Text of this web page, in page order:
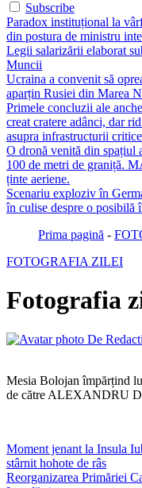
Subscribe
Paradox instituțional la
din postura de ministru
Legii salarizării elaborat
Muncii
Ucraina a convenit să
aparțin Rusiei din Marea
Primele concluzii ale
creat cratere adânci, dar
asupra infrastructurii critice
O dronă venită din spațiul
100 de metri de graniță.
ținte aeriene.
Scenariu exploziv în
în culise despre o posibilă
Prima pagină -
FOTOGRAFIA ZILEI
Fotografia
De
Mesia Bolojan împărțind lumină administrativă, instantaneu surprins
de către ALEXANDRU
Navigare
în
Moment jenant la Insula
stârnit hohote de râs
Reorganizarea Primăriei